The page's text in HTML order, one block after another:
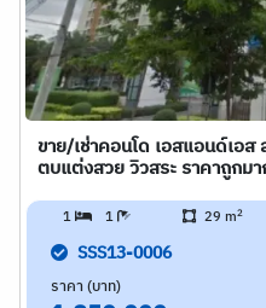
ขาย/เช่าคอนโด เอสแอนด์เอ
ตบแต่งสวย วิวสระ ราคาถูกมา
1 1 29 m2
SSS13-0006
ราคา (บาท)